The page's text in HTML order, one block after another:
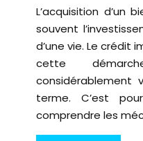
L’acquisition d’un
souvent
d’une vie. Le crédit
cette
considérablement
terme. C’est
comprendre les